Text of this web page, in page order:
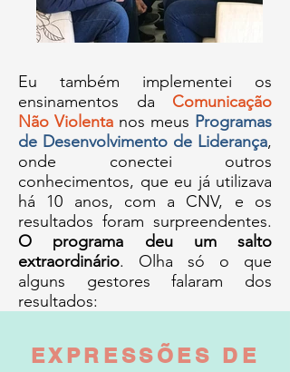
Eu também implementei os
ensinamentos da Comunicação
Não Violenta nos meus Programas
de Desenvolvimento de Liderança,
onde conectei outros
conhecimentos, que eu já utilizava
há 10 anos, com a CNV, e os
resultados foram surpreendentes.
O programa deu um salto
extraordinário. Olha só o que
alguns gestores falaram dos
resultados:
EXPRESSÕES DE